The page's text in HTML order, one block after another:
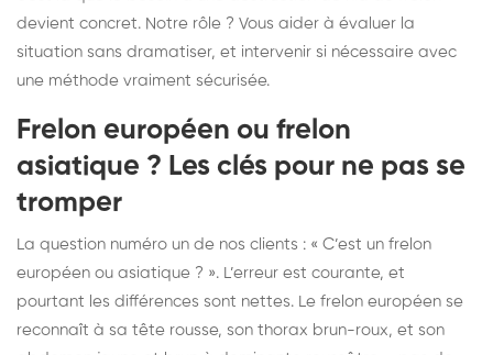
devient concret. Notre rôle ? Vous aider à évaluer la
situation sans dramatiser, et intervenir si nécessaire avec
une méthode vraiment sécurisée.
Frelon européen ou frelon
asiatique ? Les clés pour ne pas se
tromper
La question numéro un de nos clients : « C’est un frelon
européen ou asiatique ? ». L’erreur est courante, et
pourtant les différences sont nettes. Le frelon européen se
reconnaît à sa tête rousse, son thorax brun-roux, et son